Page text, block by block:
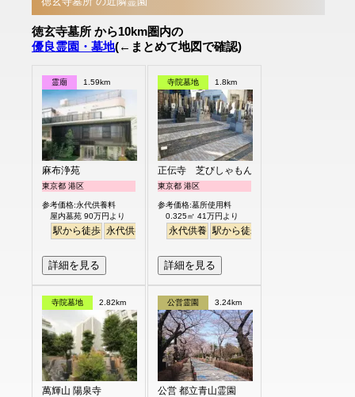
徳玄寺墓所 から10km圏内の
優良霊園・墓地(←まとめて地図で確認)
霊廟 1.59km
麻布浄苑
東京都 港区
参考価格:永代供養料
屋内墓苑 90万円より
駅から徒歩 永代供養
詳細を見る
寺院墓地 1.8km
正伝寺 芝びしゃもん浄苑
東京都 港区
参考価格:墓所使用料
0.325㎡ 41万円より
永代供養 駅から徒歩
詳細を見る
寺院墓地 2.82km
萬輝山 陽泉寺
公営霊園 3.24km
公営 都立青山霊園